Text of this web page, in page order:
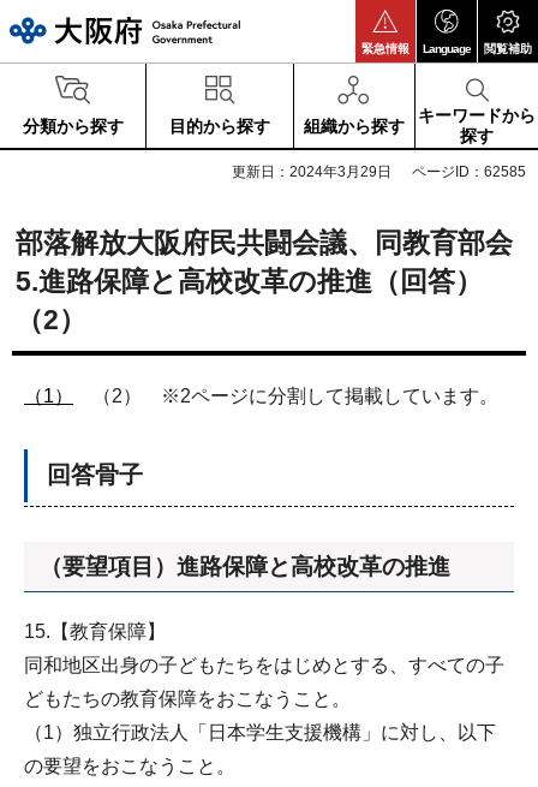
緊急情報 Language 閲覧補助
分類から探す 目的から探す 組織から探す
キーワードから
探す
更新日：2024年3月29日 ページID：62585
部落解放大阪府民共闘会議、同教育部会
5.進路保障と高校改革の推進（回答）
（2）
（1） （2） ※2ページに分割して掲載しています。
回答骨子
（要望項目）進路保障と高校改革の推進
15.【教育保障】
同和地区出身の子どもたちをはじめとする、すべての子
どもたちの教育保障をおこなうこと。
（1）独立行政法人「日本学生支援機構」に対し、以下
の要望をおこなうこと。